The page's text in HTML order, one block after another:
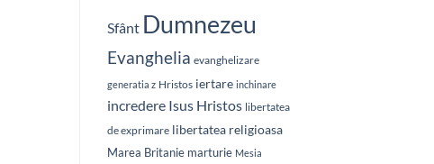
Sfânt Dumnezeu
Evanghelia evanghelizare
generatia z Hristos iertare inchinare
incredere Isus Hristos libertatea
de exprimare libertatea religioasa
Marea Britanie marturie Mesia